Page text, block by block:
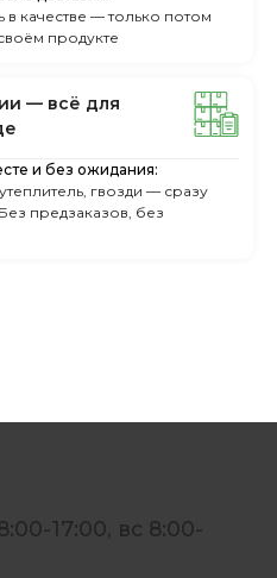
в качестве — только потом
продукте
— вcё для
и без ожидания:
гвозди — сразу
предзаказов, без
17:00, вс 8:00-